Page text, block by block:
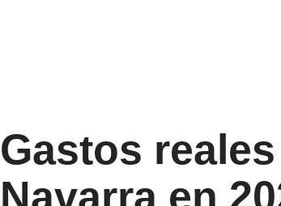
Gastos
Navarra en